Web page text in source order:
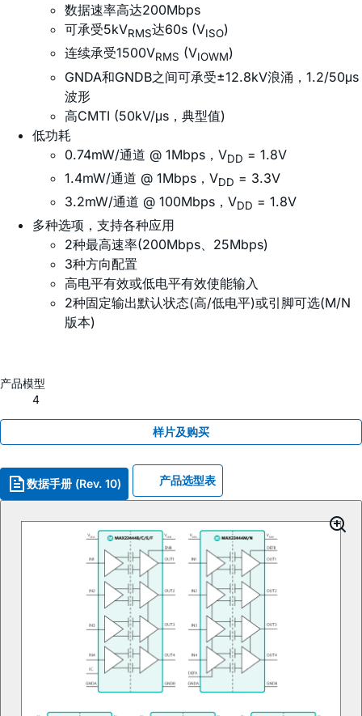
数据速率高达200Mbps
可承受5kVRMS达60s (VISO)
连续承受1500VRMS (VIOWM)
GNDA和GNDB之间可承受±12.8kV浪涌，1.2/50μs
波形
高CMTI (50kV/μs，典型值)
低功耗
0.74mW/通道 @ 1Mbps，VDD = 1.8V
1.4mW/通道 @ 1Mbps，VDD = 3.3V
3.2mW/通道 @ 100Mbps，VDD = 1.8V
多种选项，支持各种应用
2种最高速率(200Mbps、25Mbps)
3种方向配置
高电平有效或低电平有效使能输入
2种固定输出默认状态(高/低电平)或引脚可选(M/N
版本)
产品模型
4
样片及购买
数据手册 (Rev. 10) 产品选型表